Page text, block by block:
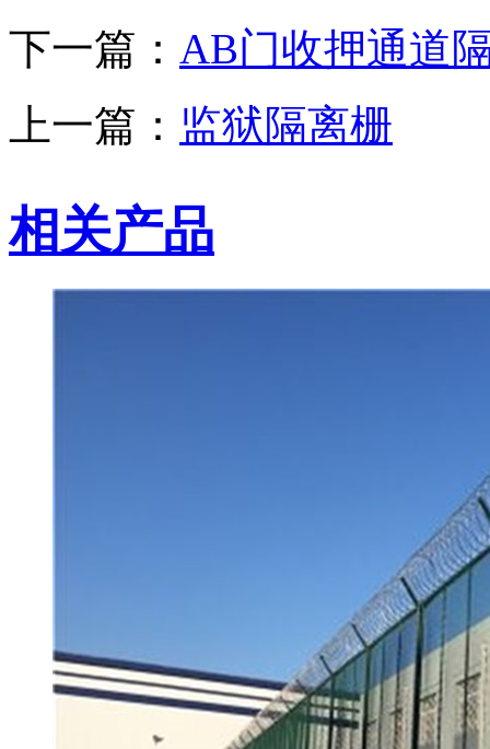
下一篇： AB门收押通道
上一篇： 监狱隔离栅
相关产品